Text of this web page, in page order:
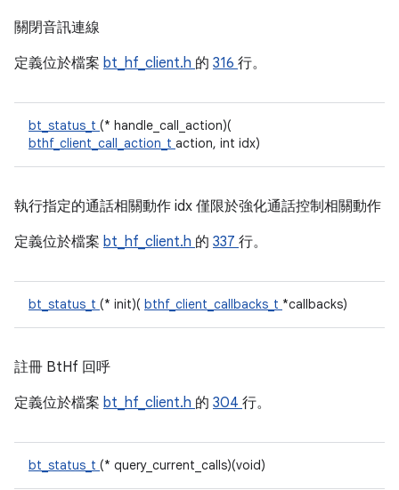
關閉音訊連線
定義位於檔案 bt_hf_client.h 的 316 行。
bt_status_t (* handle_call_action)(
bthf_client_call_action_t action, int idx)
執行指定的通話相關動作 idx 僅限於強化通話控制相關動作
定義位於檔案 bt_hf_client.h 的 337 行。
bt_status_t (* init)( bthf_client_callbacks_t *callbacks)
註冊 BtHf 回呼
定義位於檔案 bt_hf_client.h 的 304 行。
bt_status_t (* query_current_calls)(void)